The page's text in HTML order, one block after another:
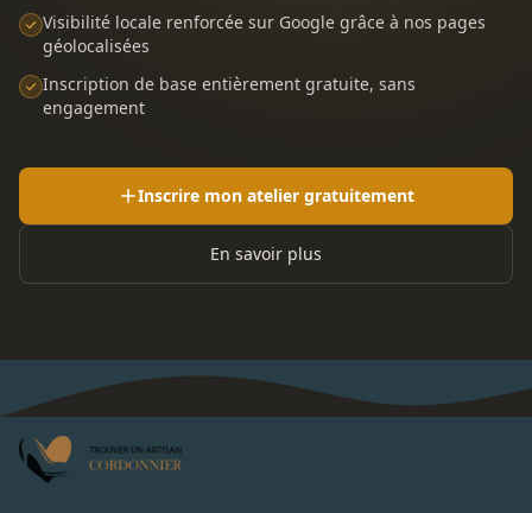
Visibilité locale renforcée sur Google grâce à nos pages
géolocalisées
Inscription de base entièrement gratuite, sans
engagement
Inscrire mon atelier gratuitement
En savoir plus